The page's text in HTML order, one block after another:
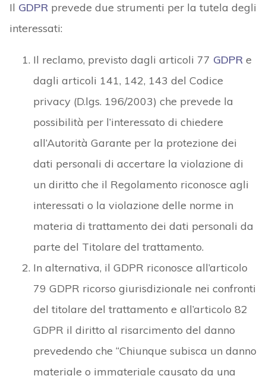
Il GDPRprevede due strumenti per la tutela degli
interessati:
Il reclamo, previsto dagli articoli 77 GDPRe
dagli articoli 141, 142, 143 del Codice
privacy (D.lgs. 196/2003) che prevede la
possibilità per l’interessato di chiedere
all’Autorità Garante per la protezione dei
dati personali di accertare la violazione di
un diritto che il Regolamento riconosce agli
interessati o la violazione delle norme in
materia di trattamento dei dati personali da
parte del Titolare del trattamento.
In alternativa, il GDPR riconosce all’articolo
79 GDPR ricorso giurisdizionale nei confronti
del titolare del trattamento e all’articolo 82
GDPR il diritto al risarcimento del danno
prevedendo che “Chiunque subisca un danno
materiale o immateriale causato da una